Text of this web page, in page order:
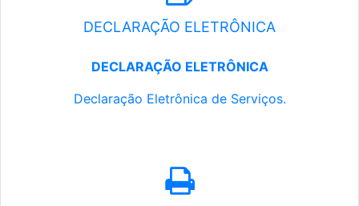
DECLARAÇÃO ELETRÔNICA
DECLARAÇÃO ELETRÔNICA
Declaração Eletrônica de Serviços.